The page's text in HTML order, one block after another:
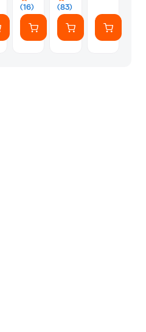
(16) (83)